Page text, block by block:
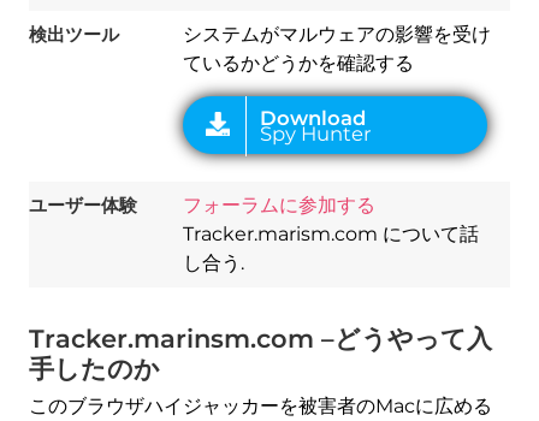
検出ツール
システムがマルウェアの影響を受け
ているかどうかを確認する
ユーザー体験
フォーラムに参加する
Tracker.marism.com について話
し合う.
Tracker.marinsm.com –どうやって入
手したのか
このブラウザハイジャッカーを被害者のMacに広める